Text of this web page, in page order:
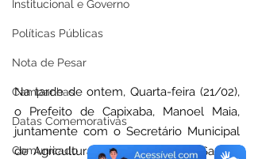
Institucional e Governo
Políticas Públicas
Nota de Pesar
Campanhas
Datas Comemorativas
Comunicado
Na tarde de ontem, Quarta-feira (21/02),
o Prefeito de Capixaba, Manoel Maia,
juntamente com o Secretário Municipal
de Agricultura e Meio Ambiente, Sandro